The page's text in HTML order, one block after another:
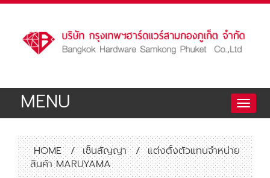
Toggle
MENU
HOME / เซ็นสัญญา / แต่งตั้งตัวแทนจำหน่าย
สินค้า MARUYAMA